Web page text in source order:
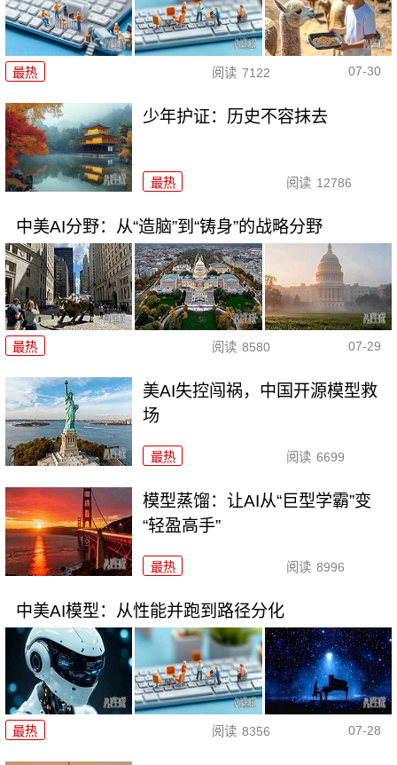
最热 阅读 7122 07-30
少年护证：历史不容抹去
最热 阅读 12786
中美AI分野：从“造脑”到“铸身”的战略分野
最热 阅读 8580 07-29
美AI失控闯祸，中国开源模型救
场
最热 阅读 6699
模型蒸馏：让AI从“巨型学霸”变
“轻盈高手”
最热 阅读 8996
中美AI模型：从性能并跑到路径分化
最热 阅读 8356 07-28